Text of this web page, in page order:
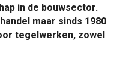
in de bouwsector.
maar sinds 1980
tegelwerken, zowel